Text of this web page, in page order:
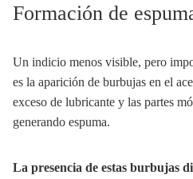
Formación de
Un indicio menos visible, pero
es la aparición de burbujas en el
exceso de lubricante y las partes
generando espuma.
La presencia de estas burbujas